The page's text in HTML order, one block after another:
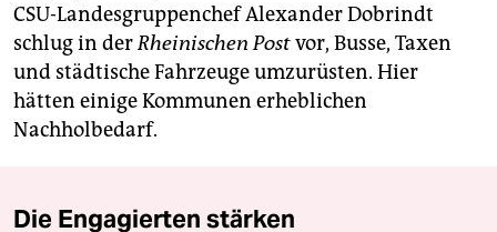
CSU-Landesgruppenchef Alexander Dobrindt
schlug in derRheinischen Postvor, Busse, Taxen
und städtische Fahrzeuge umzurüsten. Hier
hätten einige Kommunen erheblichen
Nachholbedarf.
Die Engagierten stärken